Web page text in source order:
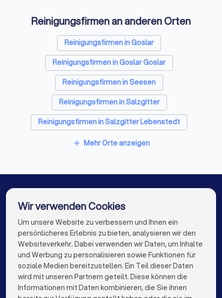
Sicherheitstechniker in Langelsheim
Trockenbauer in Langelsheim
Sanitärinstallateure in Langelsheim
Fliesenleger in Langelsheim
Fensterbauer in Langelsheim
Bodenleger in Langelsheim
Reinigungsfirmen an anderen Orten
Reinigungsfirmen in Goslar
Reinigungsfirmen in Goslar Goslar
Reinigungsfirmen in Seesen
Reinigungsfirmen in Salzgitter
Reinigungsfirmen in Salzgitter Lebenstedt
Reinigungsfirmen in Wolfenbüttel
Reinigungsfirmen in Lengede
Reinigungsfirmen in Bad Lauterberg im Harz
Reinigungsfirmen in Berlin
Reinigungsfirmen in Hamburg
Reinigungsfirmen in München
add Mehr Orte anzeigen
Die besten Reinigungsfirmen für Sie
info@trustlocal.de
Wir verwenden Cookies
Um unsere Website zu verbessern und Ihnen ein
persönlicheres Erlebnis zu bieten, analysieren wir den
Websiteverkehr. Dabei verwenden wir Daten, um Inhalte
und Werbung zu personalisieren sowie Funktionen für
soziale Medien bereitzustellen. Ein Teil dieser Daten
wird mit unseren Partnern geteilt. Diese können die
Informationen mit Daten kombinieren, die Sie ihnen